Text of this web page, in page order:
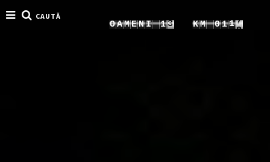
CAUTĂ
OAMENI
16
5 KM
01
4
3
0
9